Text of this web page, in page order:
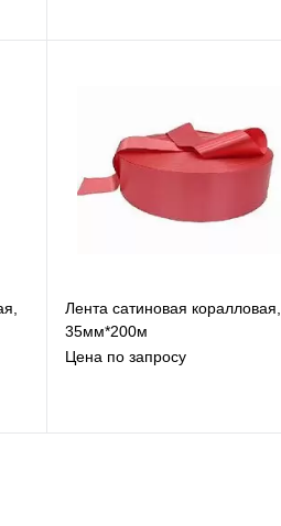
Под заказ
Лента сатиновая коралловая,
35мм*200м
Цена по запросу